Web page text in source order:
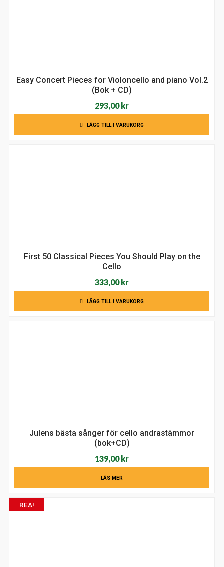
Easy Concert Pieces for Violoncello and piano Vol.2
(Bok + CD)
293,00kr
LÄGG TILL I VARUKORG
First 50 Classical Pieces You Should Play on the
Cello
333,00kr
LÄGG TILL I VARUKORG
Julens bästa sånger för cello andrastämmor
(bok+CD)
139,00 kr
LÄS MER
REA!